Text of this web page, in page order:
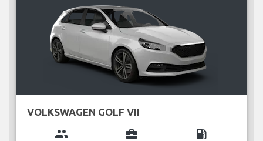
VOLKSWAGEN GOLF VII
group business_center local_gas_station